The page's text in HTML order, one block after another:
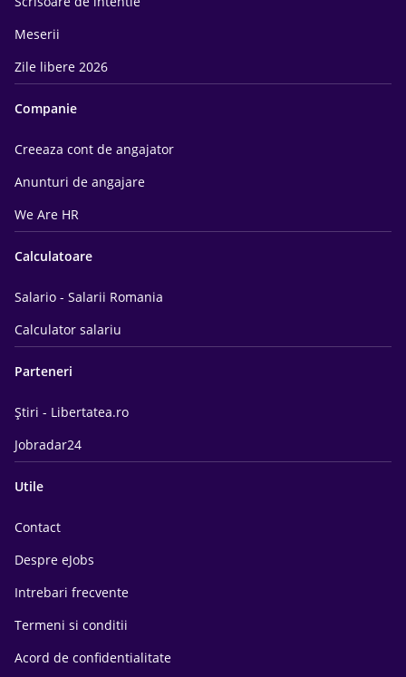
Meserii
Zile libere 2026
Companie
Creeaza cont de angajator
Anunturi de angajare
We Are HR
Calculatoare
Salario - Salarii Romania
Calculator salariu
Parteneri
Știri - Libertatea.ro
Jobradar24
Utile
Contact
Despre eJobs
Intrebari frecvente
Termeni si conditii
Acord de confidentialitate